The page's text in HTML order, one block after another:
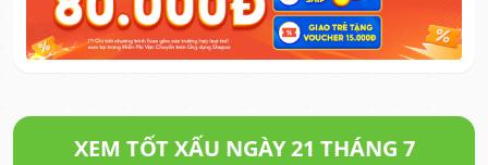
XEM TỐT XẤU NGÀY 21 THÁNG 7